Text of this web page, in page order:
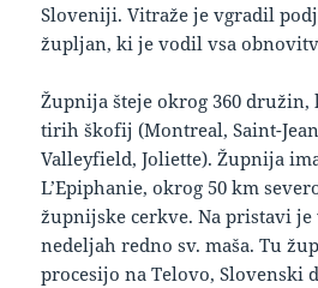
Sloveniji. Vitraže je vgradil
župljan, ki je vodil vsa
Župnija šteje okrog 360
tirih škofij (Montreal, Saint-
Valleyfield, Joliette). Župnija
L’Epiphanie, okrog 50 km
župnijske cerkve. Na pristavi je
nedeljah redno sv. maša. Tu
procesijo na Telovo, Slovenski